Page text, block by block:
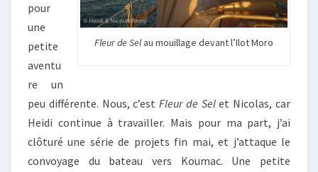
Fleur de Selau mouillage devant l’Ilot Moro
pour
une
petite
aventu
re un
peu différente. Nous, c’estFleur de Selet Nicolas, car
Heidi continue à travailler. Mais pour ma part, j’ai
clôturé une série de projets fin mai, et j’attaque le
convoyage du bateau vers Koumac. Une petite